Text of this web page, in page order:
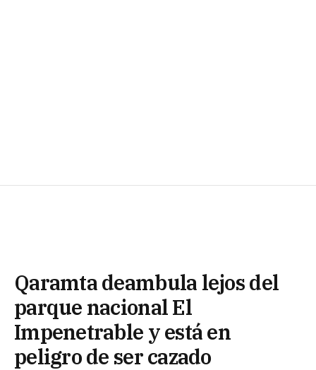
Qaramta deambula lejos del
parque nacional El
Impenetrable y está en
peligro de ser cazado